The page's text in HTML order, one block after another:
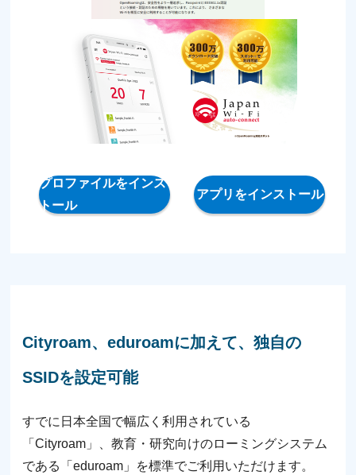
プロファイルをインス
トール
アプリをインストール
Cityroam、eduroamに加えて、独⾃の
SSIDを設定可能
すでに⽇本全国で幅広く利⽤されている
「Cityroam」、教育・研究向けのローミングシステム
である「eduroam」を標準でご利⽤いただけます。